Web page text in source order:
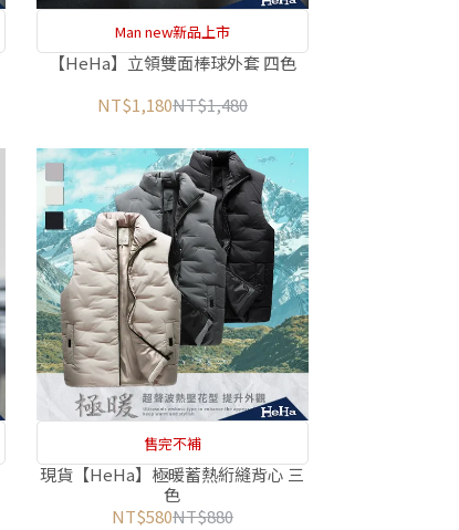
Man new新品上市
【HeHa】立領雙面棒球外套 四色
NT$1,180NT$1,480
售完不補
現貨【HeHa】極暖蓄熱絎縫背心 三
色
NT$580NT$880